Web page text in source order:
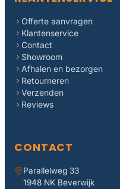
Offerte aanvragen
Klantenservice
Contact
Showroom
Afhalen en bezorgen
Retourneren
Verzenden
Reviews
CONTACT
Parallelweg 33
1948 NK Beverwijk